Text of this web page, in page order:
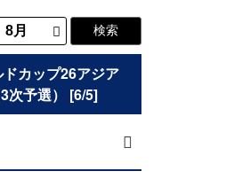
カップ26アジア
次予選） [6/5]